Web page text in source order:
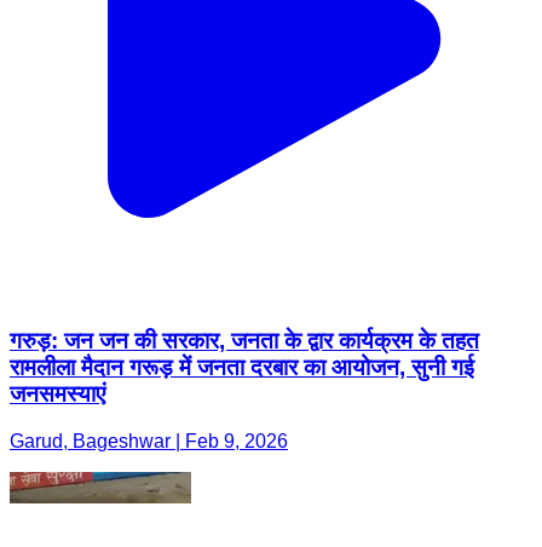
गरुड़: जन जन की सरकार, जनता के द्वार कार्यक्रम के तहत
रामलीला मैदान गरूड़ में जनता दरबार का आयोजन, सुनी गई
जनसमस्याएं
Garud, Bageshwar | Feb 9, 2026